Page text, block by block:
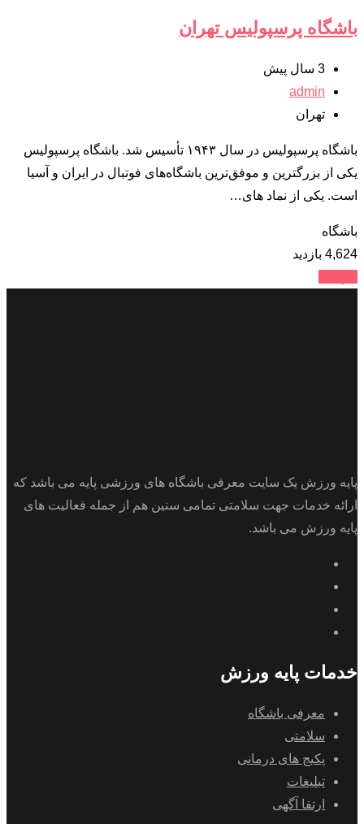
باشگاه پرسپولیس تهران
3 سال پیش
admin
تهران
باشگاه پرسپولیس در سال ۱۹۴۳ تأسیس شد. باشگاه پرسپولیس
یکی از بزرگترین و موفق‌ترین باشگاه‌های فوتبال در ایران و آسیا
است. یکی از نماد های…
باشگاه
4,624 بازدید
پایه ورزش یک سایت معرفی باشگاه های ورزشی پایه می باشد که
ارائه خدمات جهت سلامتی تمامی سنین هم از جمله فعالیت های
پایه ورزش می باشد.
خدمات پایه ورزش
معرفی باشگاه
سلامتی
پکیج های درمانی
تبلیغات
ارتقا آگهی